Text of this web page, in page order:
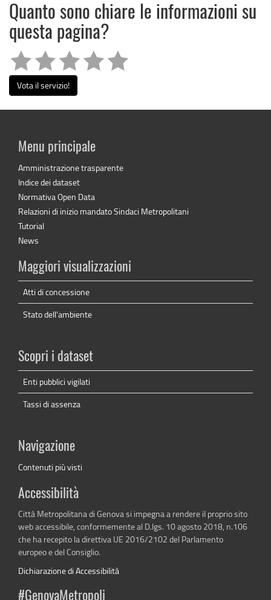
Quanto sono chiare le informazioni su
questa pagina?
Vota il servizio!
Menu principale
Amministrazione trasparente
Indice dei dataset
Normativa Open Data
Relazioni di inizio mandato Sindaci Metropolitani
Tutorial
News
Maggiori visualizzazioni
Atti di concessione
Stato dell'ambiente
Scopri i dataset
Enti pubblici vigilati
Tassi di assenza
Navigazione
Contenuti più visti
Accessibilità
Città Metropolitana di Genova si impegna a rendere il proprio sito
web accessibile, conformemente al D.lgs. 10 agosto 2018, n.106
che ha recepito la direttiva UE 2016/2102 del Parlamento
europeo e del Consiglio.
Dichiarazione di Accessibilità
#GenovaMetropoli